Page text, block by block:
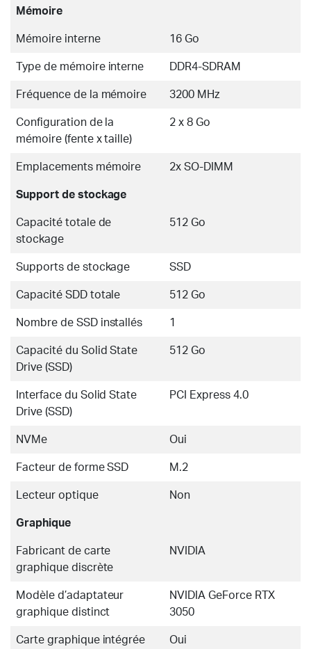
Mémoire
Mémoire interne 16 Go
Type de mémoire interne DDR4-SDRAM
Fréquence de la mémoire 3200 MHz
Configuration de la
mémoire (fente x taille)
2 x 8 Go
Emplacements mémoire 2x SO-DIMM
Support de stockage
Capacité totale de
stockage
512 Go
Supports de stockage SSD
Capacité SDD totale 512 Go
Nombre de SSD installés 1
Capacité du Solid State
Drive (SSD)
512 Go
Interface du Solid State
Drive (SSD)
PCI Express 4.0
NVMe Oui
Facteur de forme SSD M.2
Lecteur optique Non
Graphique
Fabricant de carte
graphique discrète
NVIDIA
Modèle d’adaptateur
graphique distinct
NVIDIA GeForce RTX
3050
Carte graphique intégrée Oui